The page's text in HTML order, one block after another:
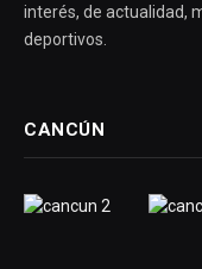
interés, de actualidad,
deportivos.
CANCÚN